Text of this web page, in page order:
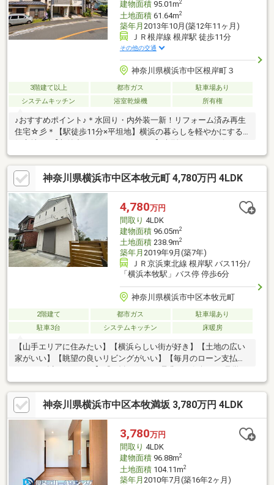
建物面積95.01m2
土地面積61.64m2
築年月 2013年10月(築12年11ヶ月)
ＪＲ根岸線 根岸駅 徒歩11分
その他の交通
神奈川県横浜市中区根岸町３
3階建て以上 都市ガス
駐車場あり
システムキッチン
浴室乾燥機 所有権
♪おすすめポイント♪＊水回り・内外装一新！リフォーム済み再生
住宅☆彡＊【駅徒歩11分×平坦地】横浜の暮らしを軽やかにする
ム完備♪＊【2年間の安心保証付】充実したアフターケア☆彡◆◇
物件探し・資金計画でお悩みの方へ◇◆横浜市の不動産なら当社
ＫＩＺＵＮＡまでお問い合わせ下さい。ＳＵＵＭＯや他サイトに
は公開していない未公開物件や販売予定物件も多数ご紹介中！資
金計画にお悩みの方にはファイナンシャルプランナーによる無料
相談会を承ります。物件ご購入後もＦＰによる生涯無料相談付き
で家計のアフターフォローもお任せください！
神奈川県横浜市中区本牧元町 4,780万円 4LDK
4,780万円
間取り 4LDK
建物面積96.05m2
土地面積238.9m2
築年月 2019年9月(築7年)
ＪＲ京浜東北線 根岸駅 バス11分/
「横浜本牧駅」バス停 停歩6分
神奈川県横浜市中区本牧元町
2階建て 都市ガス
駐車場あり
駐車3台
システムキッチン 床暖房
【山手エリアに住みたい】【横浜らしい街が好き】【土地の広い
家がいい】【眺望の良いリビングがいい】【毎月のローン支払い
ださい。◆◆アスカホーム 物件おすすめポイント！◇◇◇50坪
を超える大きな敷地が魅力的です◇3台駐車できるカースペース
◇広々としたウッドデッキは眺望◎◇全室2面採光の４LDKお客様
のご希望やご不安点などありましたら、ご見学の際などに色々と
お話を伺えると幸いです。出来る限りお客様が楽しくご見学でき
るようしっかり情報を準備した対応を心がけております。皆様か
らのご連絡お待ちしております。
神奈川県横浜市中区本牧満坂 3,780万円 4LDK
3,780万円
間取り 4LDK
建物面積96.88m2
土地面積104.11m2
築年月 2010年7月(築16年2ヶ月)